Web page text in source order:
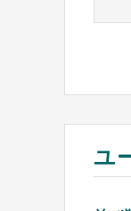
ユ